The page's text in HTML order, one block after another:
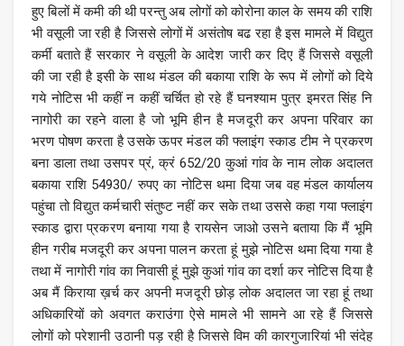
हुए बिलों में कमी की थी परन्तु अब लोगों को कोरोना काल के समय की राशि
भी वसूली जा रही है जिससे लोगों में असंतोष बढ रहा है इस मामले में विद्युत
कर्मी बताते हैं सरकार ने वसूली के आदेश जारी कर दिए हैं जिससे वसूली
की जा रही है इसी के साथ मंडल की बकाया राशि के रूप में लोगों को दिये
गये नोटिस भी कहीं न कहीं चर्चित हो रहे हैं घनश्याम पुत्र इमरत सिंह नि
नागोरी का रहने वाला है जो भूमि हीन है मजदूरी कर अपना परिवार का
भरण पोषण करता है उसके ऊपर मंडल की फ्लाइंग स्काड टीम ने प्रकरण
बना डाला तथा उसपर प्रं, क्रं 652/20 कुआं गांव के नाम लोक अदालत
बकाया राशि 54930/ रुपए का नोटिस थमा दिया जब वह मंडल कार्यालय
पहुंचा तो विद्युत कर्मचारी संतुष्ट नहीं कर सके तथा उससे कहा गया फ्लाइंग
स्काड द्वारा प्रकरण बनाया गया है रायसेन जाओ उसने बताया कि मैं भूमि
हीन गरीब मजदूरी कर अपना पालन करता हूं मुझे नोटिस थमा दिया गया है
तथा में नागोरी गांव का निवासी हूं मुझे कुआं गांव का दर्शा कर नोटिस दिया है
अब मैं किराया ख़र्च कर अपनी मजदूरी छोड़ लोक अदालत जा रहा हूं तथा
अधिकारियों को अवगत कराउंगा ऐसे मामले भी सामने आ रहे हैं जिससे
लोगों को परेशानी उठानी पड़ रही है जिससे विम की कारगुजारियां भी संदेह